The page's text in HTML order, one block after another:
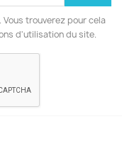
trouverez pour cela
d'utilisation du site.